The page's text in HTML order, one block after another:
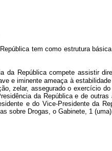
tem como estrutura
da República compete assistir
e iminente ameaça à
zelar, assegurado o exercício
da República e de
e do Vice-Presidente da
sobre Drogas, o Gabinete, 1